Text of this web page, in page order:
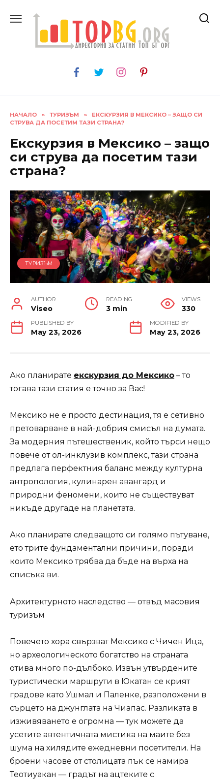
НАЧАЛО » ТУРИЗЪМ »
ЕКСКУРЗИЯ В МЕКСИКО – ЗАЩО СИ
СТРУВА ДА ПОСЕТИМ ТАЗИ СТРАНА?
Екскурзия в Мексико – защо
си струва да посетим тази
страна?
ТУРИЗЪМ
AUTHOR
Viseo
READING
3 min
VIEWS
330
PUBLISHED BY
May 23, 2026
MODIFIED BY
May 23, 2026
Ако планирате екскурзия до Мексико – то
тогава тази статия е точно за Вас!
Мексико не е просто дестинация, тя е сетивно
претоварване в най-добрия смисъл на думата.
За модерния пътешественик, който търси нещо
повече от ол-инклузив комплекс, тази страна
предлага перфектния баланс между културна
антропология, кулинарен авангард и
природни феномени, които не съществуват
никъде другаде на планетата.
Ако планирате следващото си голямо пътуване,
ето трите фундаментални причини, поради
които Мексико трябва да бъде на върха на
списъка ви.
Архитектурното наследство — отвъд масовия
туризъм
Повечето хора свързват Мексико с Чичен Ица,
но археологическото богатство на страната
отива много по-дълбоко. Извън утвърдените
туристически маршрути в Юкатан се крият
градове като Ушмал и Паленке, разположени в
сърцето на джунглата на Чиапас. Разликата в
изживяването е огромна — тук можете да
усетите автентичната мистика на маите без
шума на хилядите ежедневни посетители. На
броени часове от столицата пък се намира
Теотиуакан — градът на ацтеките с